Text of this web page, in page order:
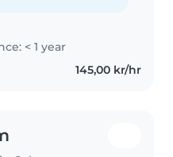
< 1 year
145,00 kr/hr